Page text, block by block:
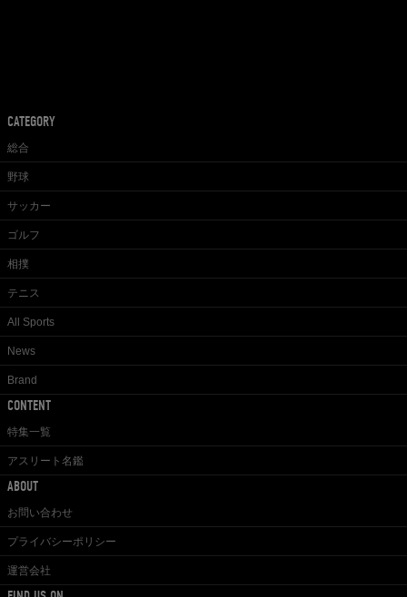
CATEGORY
総合
野球
サッカー
ゴルフ
相撲
テニス
All Sports
News
Brand
CONTENT
特集一覧
アスリート名鑑
ABOUT
お問い合わせ
プライバシーポリシー
運営会社